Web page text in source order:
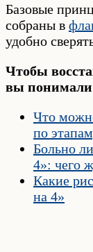
Базовые
собраны в
удобно
Чтобы
вы
Что
по
Больно
4»: чего
Какие
на 4»